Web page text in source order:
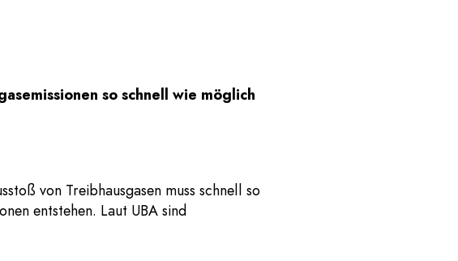
so schnell wie möglich
von Treibhausgasen muss schnell so
entstehen. Laut UBA sind